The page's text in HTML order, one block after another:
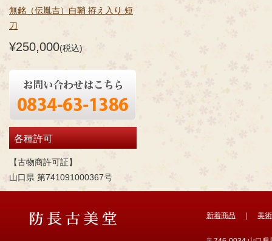
無銘（伝胤吉）白鞘 拵え入り 短
刀
¥250,000(税込)
各種許可
【古物商許可証】
山口県 第741091000367号
新着商品 美